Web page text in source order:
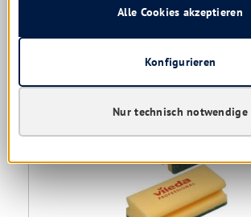
Nur technisch notwendige
Konfigurieren
Alle Cookies akzeptieren